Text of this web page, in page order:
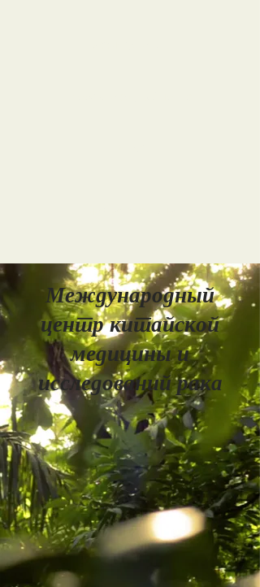
Международный
центр китайской
медицины и
исследований рака